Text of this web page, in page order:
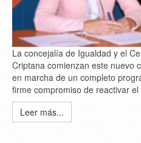
La concejalía de Igualdad y el
Criptana comienzan este nuevo
en marcha de un completo
firme compromiso de reactivar el
Leer más...